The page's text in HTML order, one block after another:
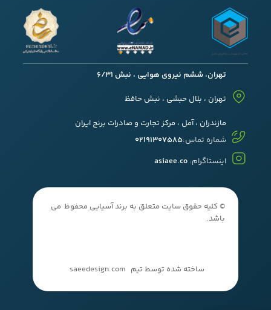
تهران، ششم نیروی هوایی ، نبش 6/31
تهران ، بلال حبشی ، نبش حافظ
مازندران ، آمل ، مرکز تجارت و صادرات برنج ایران
شماره تماس:02191307585
اینستاگرام:
© کلیه حقوق سایت متعلق به برند آسیایی محفوظ می
باشد.
ساخته شده توسط تیم saeedesign.com